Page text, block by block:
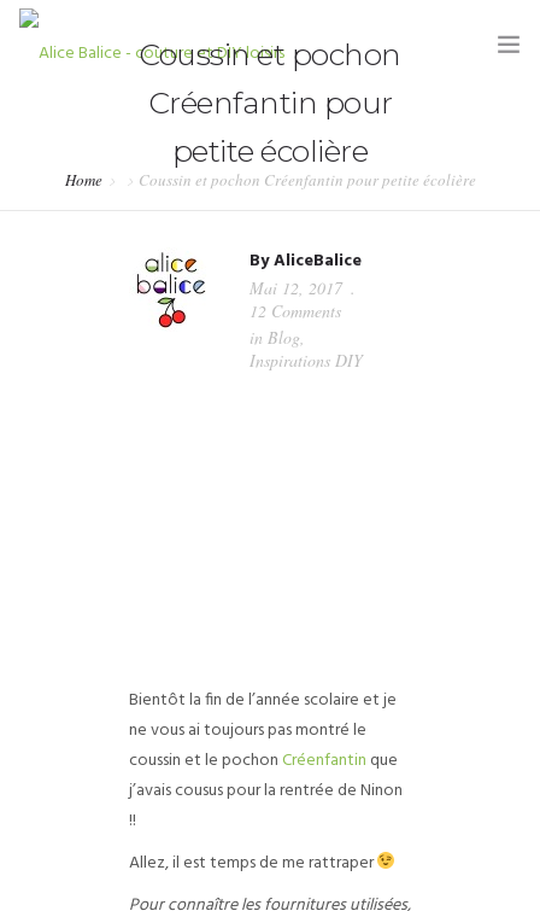
HOME
Coussin et pochon
Créenfantin pour
petite écolière
Home Coussin et pochon Créenfantin pour petite écolière
ByAliceBalice
Mai 12, 2017
12 Comments
in Blog,
Inspirations DIY
Bientôt la fin de l’année scolaire et je
ne vous ai toujours pas montré le
coussin et le pochonCréenfantin que
j’avais cousus pour la rentrée de Ninon
!!
Allez, il est temps de me rattraper